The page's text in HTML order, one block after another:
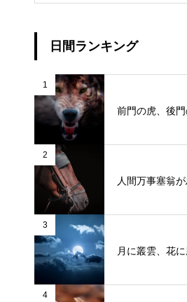
日間ランキング
1
前門の虎、後
2
人間万事塞翁
3
月に叢雲、花に
4